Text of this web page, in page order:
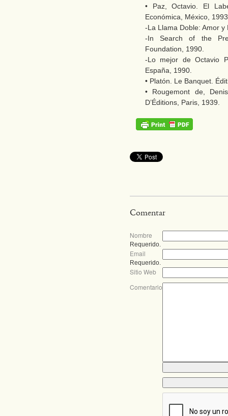
• Paz, Octavio. El
Económica, México,
-La Llama Doble: Amor
-In Search of the
Foundation, 1990.
-Lo mejor de Octavio
España, 1990.
• Platón. Le Banquet.
• Rougemont de,
D’Éditions, Paris, 1939.
Comentar
Nombre
Requerido.
Email
Requerido.
Sitio Web
Comentario